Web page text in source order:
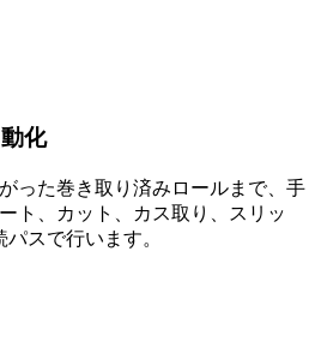
化
った巻き取り済みロールまで、手
ト、カット、カス取り、スリッ
スで行います。